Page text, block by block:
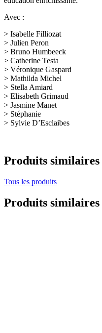
Avec :
> Isabelle Filliozat
> Julien Peron
> Bruno Humbeeck
> Catherine Testa
> Véronique Gaspard
> Mathilda Michel
> Stella Amiard
> Elisabeth Grimaud
> Jasmine Manet
> Stéphanie
> Sylvie D’Esclaibes
Produits similaires
Tous les produits
Produits similaires